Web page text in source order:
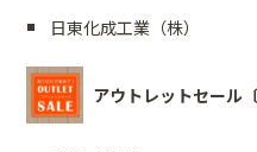
日東化成工業（株）
アウトレットセール